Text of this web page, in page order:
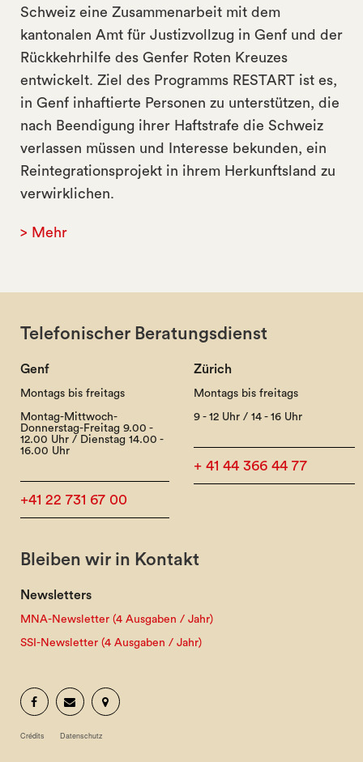
Schweiz eine Zusammenarbeit mit dem
kantonalen Amt für Justizvollzug in Genf und der
Rückkehrhilfe des Genfer Roten Kreuzes
entwickelt. Ziel des Programms RESTART ist es,
in Genf inhaftierte Personen zu unterstützen, die
nach Beendigung ihrer Haftstrafe die Schweiz
verlassen müssen und Interesse bekunden, ein
Reintegrationsprojekt in ihrem Herkunftsland zu
verwirklichen.
> Mehr
Telefonischer Beratungsdienst
Genf
Montags bis freitags
Montag-Mittwoch-
Donnerstag-Freitag 9.00 -
12.00 Uhr / Dienstag 14.00 -
16.00 Uhr
+41 22 731 67 00
Zürich
Montags bis freitags
9 - 12 Uhr / 14 - 16 Uhr
+ 41 44 366 44 77
Bleiben wir in Kontakt
Newsletters
MNA-Newsletter (4 Ausgaben / Jahr)
SSI-Newsletter (4 Ausgaben / Jahr)
Crédits Datenschutz